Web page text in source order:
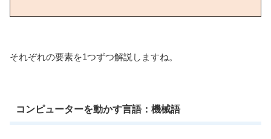
それぞれの要素を1つずつ解説しますね。
コンピューターを動かす言語：機械語